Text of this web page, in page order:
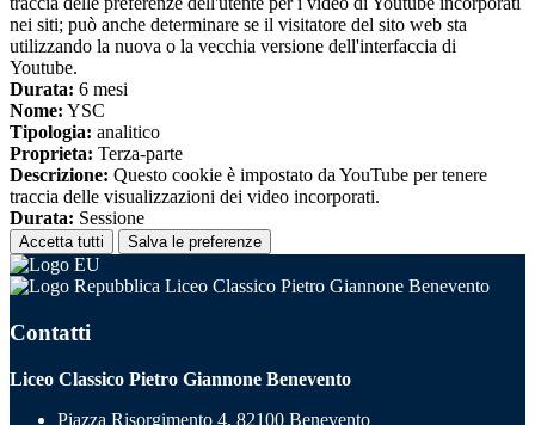
nei siti; può anche determinare se il visitatore del sito web sta
utilizzando la nuova o la vecchia versione dell'interfaccia di
Youtube.
Durata: 6 mesi
Nome: YSC
Tipologia: analitico
Proprieta: Terza-parte
Descrizione: Questo cookie è impostato da YouTube per tenere
traccia delle visualizzazioni dei video incorporati.
Durata: Sessione
Accetta tutti Salva le preferenze
Liceo Classico Pietro Giannone Benevento
Contatti
Liceo Classico Pietro Giannone Benevento
Piazza Risorgimento 4, 82100 Benevento